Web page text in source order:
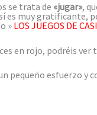
se trata de «jugar»,
es muy gratificante,
» LOS JUEGOS DE
en rojo, podréis
pequeño esfuerzo